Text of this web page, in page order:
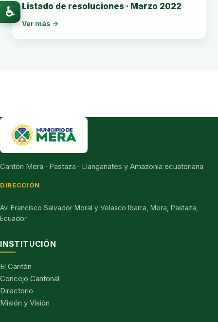
Listado de resoluciones · Marzo 2022
Ver más →
Cantón Mera · Pastaza · Llanganates y Amazonía ecuatoriana
DIRECCIÓN
Av. Francisco Salvador Moral y Velasco Ibarra, Mera, Pastaza,
Ecuador
INSTITUCIÓN
El Cantón
Concejo Cantonal
Directorio
Misión y Visión
♿